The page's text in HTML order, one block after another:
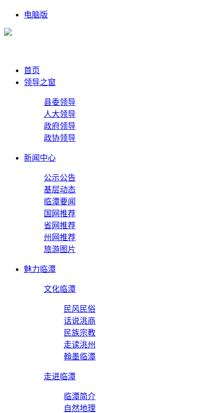
电脑版
首页
领导之窗
县委领导
人大领导
政府领导
政协领导
新闻中心
公示公告
基层动态
临潭要闻
国网推荐
省网推荐
州网推荐
旅游图片
魅力临潭
文化临潭
民风民俗
话说洮商
民族宗教
走读洮州
翰墨临潭
走进临潭
临潭简介
自然地理